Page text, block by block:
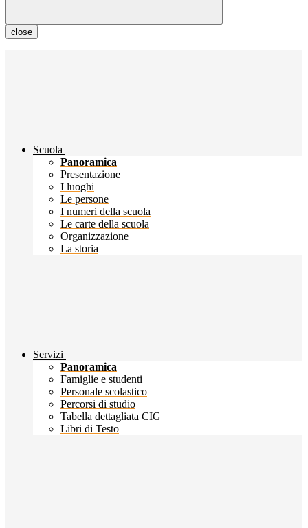
close
Scuola
Panoramica
Presentazione
I luoghi
Le persone
I numeri della scuola
Le carte della scuola
Organizzazione
La storia
Servizi
Panoramica
Famiglie e studenti
Personale scolastico
Percorsi di studio
Tabella dettagliata CIG
Libri di Testo